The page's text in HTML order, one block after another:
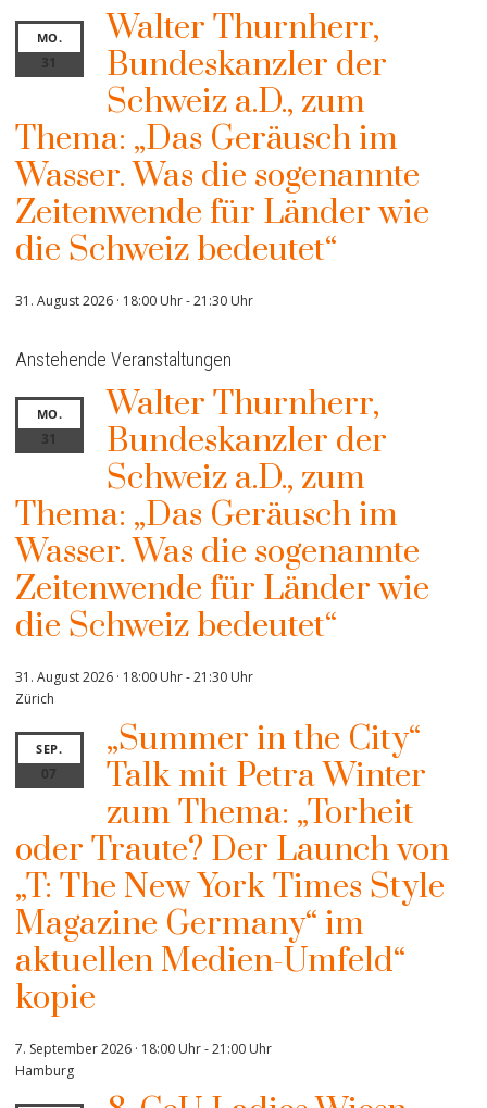
MO.
31
Walter Thurnherr,
Bundeskanzler der
Schweiz a.D., zum
Thema: „Das Geräusch im
Wasser. Was die sogenannte
Zeitenwende für Länder wie
die Schweiz bedeutet“
31. August 2026 · 18:00 Uhr-21:30 Uhr
Anstehende Veranstaltungen
MO.
31
Walter Thurnherr,
Bundeskanzler der
Schweiz a.D., zum
Thema: „Das Geräusch im
Wasser. Was die sogenannte
Zeitenwende für Länder wie
die Schweiz bedeutet“
31. August 2026 · 18:00 Uhr-21:30 Uhr
Zürich
SEP.
07
„Summer in the City“
Talk mit Petra Winter
zum Thema: „Torheit
oder Traute? Der Launch von
„T: The New York Times Style
Magazine Germany“ im
aktuellen Medien-Umfeld“
kopie
7. September 2026 · 18:00 Uhr-21:00 Uhr
Hamburg